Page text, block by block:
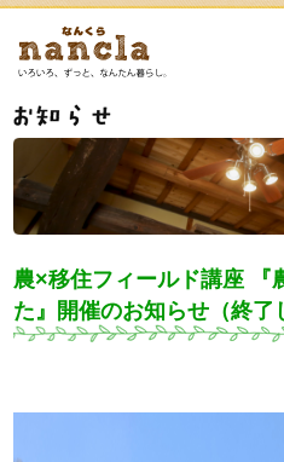
農×移住フィールド講座 『
た』開催のお知らせ（終了